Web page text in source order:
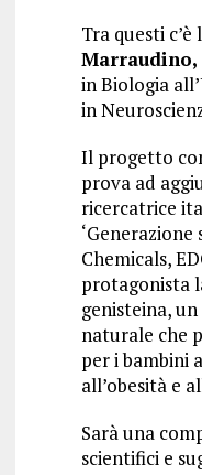
Tra questi
in Biologia
in
Il progetto
prova ad
ricercatrice
Chemicals,
protagonista
genisteina,
naturale che
per i bambini
all’obesità e
Sarà una
scientifici e